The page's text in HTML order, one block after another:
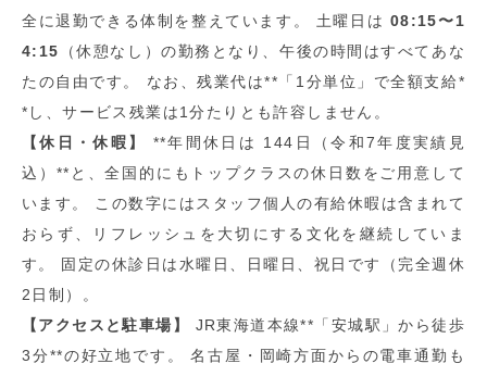
全に退勤できる体制を整えています。 土曜日は 08:15〜1
4:15
（休憩なし）の勤務となり、午後の時間はすべてあな
たの自由です。 なお、残業代は**「1分単位」で全額支給*
*し、サービス残業は1分たりとも許容しません。
【休日・休暇】
**年間休日は 144日（令和7年度実績見
込）**と、全国的にもトップクラスの休日数をご用意して
います。 この数字にはスタッフ個人の有給休暇は含まれて
おらず、リフレッシュを大切にする文化を継続していま
す。 固定の休診日は水曜日、日曜日、祝日です（完全週休
2日制）。
【アクセスと駐車場】
JR東海道本線**「安城駅」から徒歩
3分**の好立地です。 名古屋・岡崎方面からの電車通勤も